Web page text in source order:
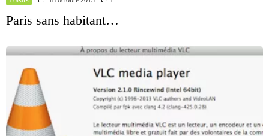
Paris sans habitant…